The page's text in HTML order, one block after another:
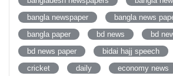
bangla newspaper
bangla news
bangla paper
bd news
bd
bd news paper
bidai hajj speech
cricket
daily
economy news